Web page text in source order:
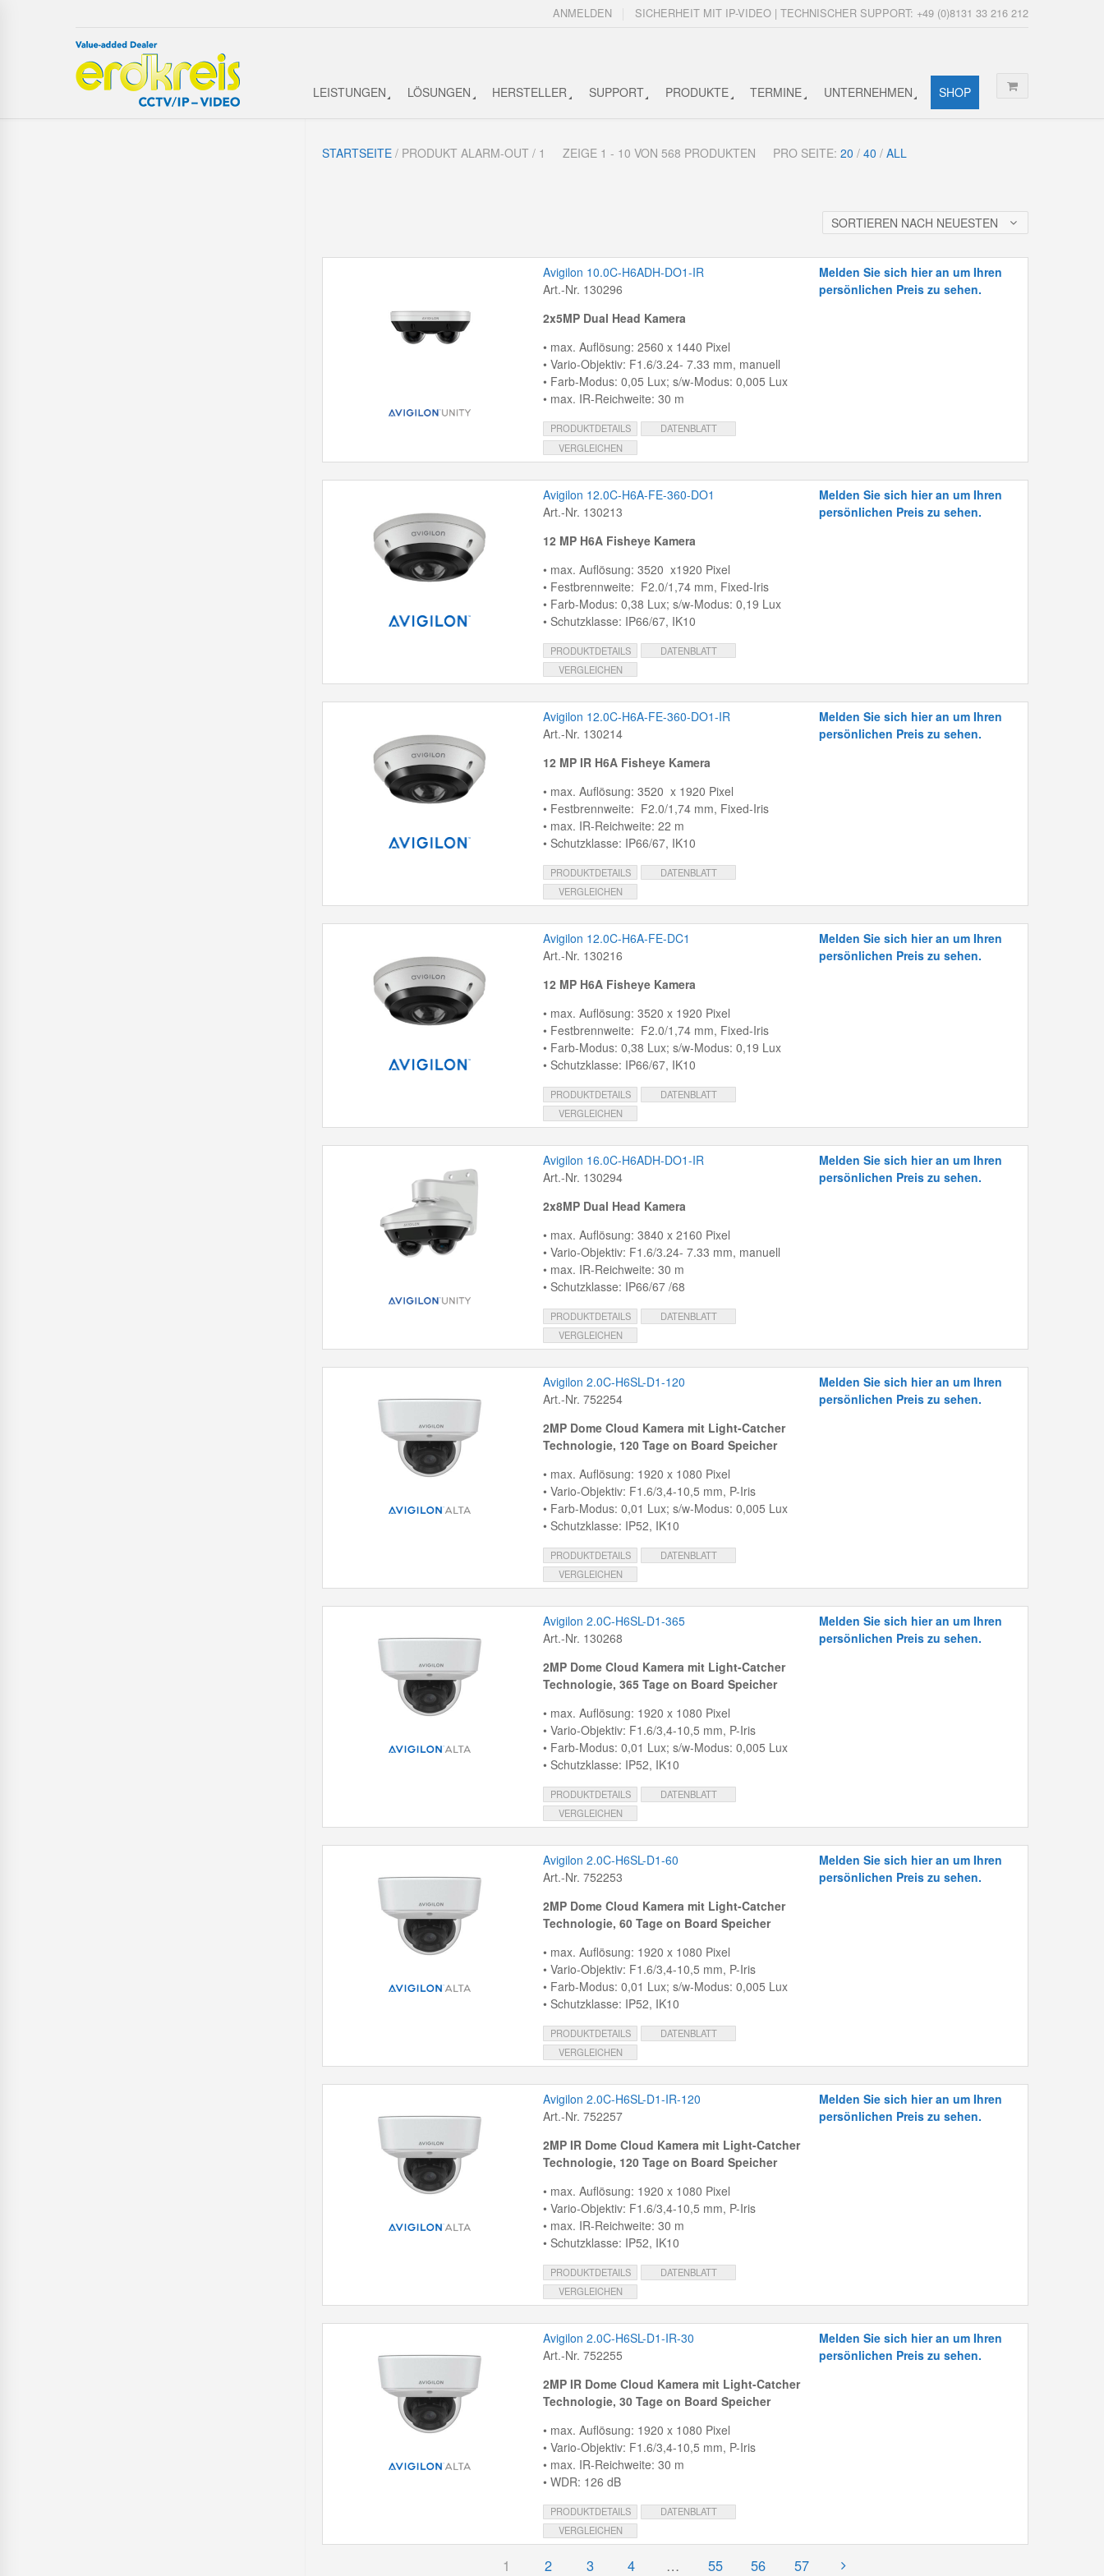
SICHERHEIT MIT IP-VIDEO | TECHNISCHER SUPPORT: +49 (0)8131 33 216 212
ANMELDEN
LEISTUNGEN LÖSUNGEN HERSTELLER SUPPORT PRODUKTE TERMINE UNTERNEHMEN SHOP
STARTSEITE / PRODUKT ALARM-OUT / 1 ZEIGE 1 - 10 VON 568 PRODUKTEN PRO SEITE: 20 / 40 / ALL
SORTIEREN NACH NEUESTEN
Avigilon 10.0C-H6ADH-DO1-IR
Art.-Nr. 130296
2x5MP Dual Head Kamera
• max. Auflösung: 2560 x 1440 Pixel
• Vario-Objektiv: F1.6/3.24- 7.33 mm, manuell
• Farb-Modus: 0,05 Lux; s/w-Modus: 0,005 Lux
• max. IR-Reichweite: 30 m
PRODUKTDETAILS
DATENBLATT
VERGLEICHEN
Melden Sie sich hier an um Ihren
persönlichen Preis zu sehen.
Avigilon 12.0C-H6A-FE-360-DO1
Art.-Nr. 130213
12 MP H6A Fisheye Kamera
• max. Auflösung: 3520 x1920 Pixel
• Festbrennweite: F2.0/1,74 mm, Fixed-Iris
• Farb-Modus: 0,38 Lux; s/w-Modus: 0,19 Lux
• Schutzklasse: IP66/67, IK10
PRODUKTDETAILS
DATENBLATT
VERGLEICHEN
Melden Sie sich hier an um Ihren
persönlichen Preis zu sehen.
Avigilon 12.0C-H6A-FE-360-DO1-IR
Art.-Nr. 130214
12 MP IR H6A Fisheye Kamera
• max. Auflösung: 3520 x 1920 Pixel
• Festbrennweite: F2.0/1,74 mm, Fixed-Iris
• max. IR-Reichweite: 22 m
• Schutzklasse: IP66/67, IK10
PRODUKTDETAILS
DATENBLATT
VERGLEICHEN
Melden Sie sich hier an um Ihren
persönlichen Preis zu sehen.
Avigilon 12.0C-H6A-FE-DC1
Art.-Nr. 130216
12 MP H6A Fisheye Kamera
• max. Auflösung: 3520 x 1920 Pixel
• Festbrennweite: F2.0/1,74 mm, Fixed-Iris
• Farb-Modus: 0,38 Lux; s/w-Modus: 0,19 Lux
• Schutzklasse: IP66/67, IK10
PRODUKTDETAILS
DATENBLATT
VERGLEICHEN
Melden Sie sich hier an um Ihren
persönlichen Preis zu sehen.
Avigilon 16.0C-H6ADH-DO1-IR
Art.-Nr. 130294
2x8MP Dual Head Kamera
• max. Auflösung: 3840 x 2160 Pixel
• Vario-Objektiv: F1.6/3.24- 7.33 mm, manuell
• max. IR-Reichweite: 30 m
• Schutzklasse: IP66/67 /68
PRODUKTDETAILS
DATENBLATT
VERGLEICHEN
Melden Sie sich hier an um Ihren
persönlichen Preis zu sehen.
Avigilon 2.0C-H6SL-D1-120
Art.-Nr. 752254
2MP Dome Cloud Kamera mitLight-Catcher
Technologie, 120 Tage on Board Speicher
• max. Auflösung: 1920 x 1080 Pixel
• Vario-Objektiv: F1.6/3,4-10,5 mm, P-Iris
• Farb-Modus: 0,01 Lux; s/w-Modus: 0,005 Lux
• Schutzklasse: IP52, IK10
PRODUKTDETAILS
DATENBLATT
VERGLEICHEN
Melden Sie sich hier an um Ihren
persönlichen Preis zu sehen.
Avigilon 2.0C-H6SL-D1-365
Art.-Nr. 130268
2MP Dome Cloud Kamera mitLight-Catcher
Technologie, 365 Tage on Board Speicher
• max. Auflösung: 1920 x 1080 Pixel
• Vario-Objektiv: F1.6/3,4-10,5 mm, P-Iris
• Farb-Modus: 0,01 Lux; s/w-Modus: 0,005 Lux
• Schutzklasse: IP52, IK10
PRODUKTDETAILS
DATENBLATT
VERGLEICHEN
Melden Sie sich hier an um Ihren
persönlichen Preis zu sehen.
Avigilon 2.0C-H6SL-D1-60
Art.-Nr. 752253
2MP Dome Cloud Kamera mitLight-Catcher
Technologie, 60 Tage on Board Speicher
• max. Auflösung: 1920 x 1080 Pixel
• Vario-Objektiv: F1.6/3,4-10,5 mm, P-Iris
• Farb-Modus: 0,01 Lux; s/w-Modus: 0,005 Lux
• Schutzklasse: IP52, IK10
PRODUKTDETAILS
DATENBLATT
VERGLEICHEN
Melden Sie sich hier an um Ihren
persönlichen Preis zu sehen.
Avigilon 2.0C-H6SL-D1-IR-120
Art.-Nr. 752257
2MP IR Dome Cloud Kamera mitLight-Catcher
Technologie, 120 Tage on Board Speicher
• max. Auflösung: 1920 x 1080 Pixel
• Vario-Objektiv: F1.6/3,4-10,5 mm, P-Iris
• max. IR-Reichweite: 30 m
• Schutzklasse: IP52, IK10
PRODUKTDETAILS
DATENBLATT
VERGLEICHEN
Melden Sie sich hier an um Ihren
persönlichen Preis zu sehen.
Avigilon 2.0C-H6SL-D1-IR-30
Art.-Nr. 752255
2MP IR Dome Cloud Kamera mitLight-Catcher
Technologie, 30 Tage on Board Speicher
• max. Auflösung: 1920 x 1080 Pixel
• Vario-Objektiv: F1.6/3,4-10,5 mm, P-Iris
• max. IR-Reichweite: 30 m
• WDR: 126 dB
PRODUKTDETAILS
DATENBLATT
VERGLEICHEN
Melden Sie sich hier an um Ihren
persönlichen Preis zu sehen.
1 2 3 4 … 55 56 57